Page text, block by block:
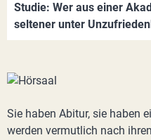
Studie: Wer aus einer
seltener unter
Sie haben Abitur, sie haben
werden vermutlich nach